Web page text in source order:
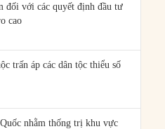
đối với các quyết định đầu tư
cao
trấn áp các dân tộc thiểu số
nhằm thống trị khu vực